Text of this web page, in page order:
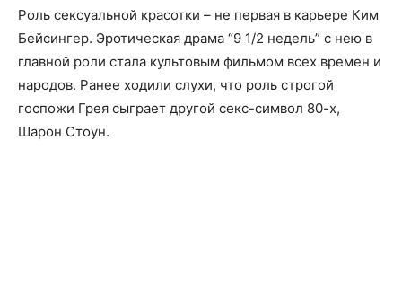
Роль сексуальной красотки – не первая в карьере Ким
Бейсингер. Эротическая драма “9 1/2 недель” с нею в
главной роли стала культовым фильмом всех времен и
народов. Ранее ходили слухи, что роль строгой
госпожи Грея сыграет другой секс-символ 80-х,
Шарон Стоун.